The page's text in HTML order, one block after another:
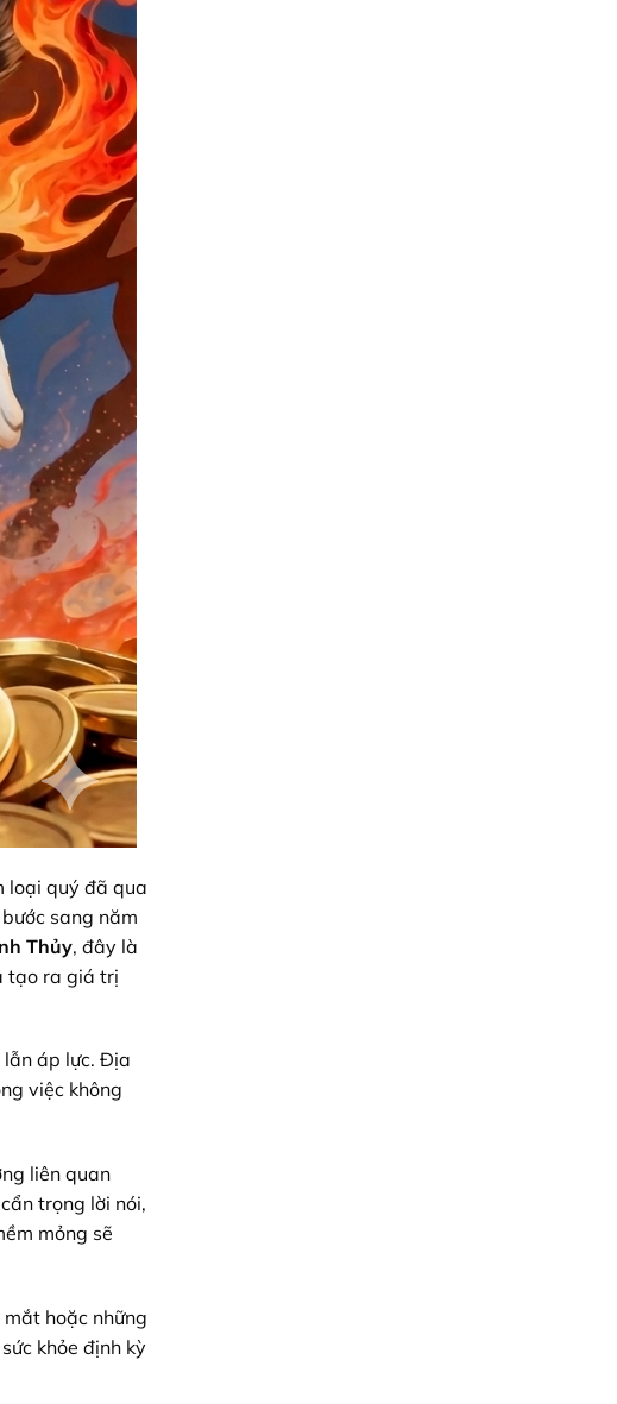
loại quý đã qua
sang năm
Thủy, đây là
tạo ra giá trị
lẫn áp lực. Địa
việc không
liên quan
trọng lời nói,
mỏng sẽ
hoặc những
khỏe định kỳ